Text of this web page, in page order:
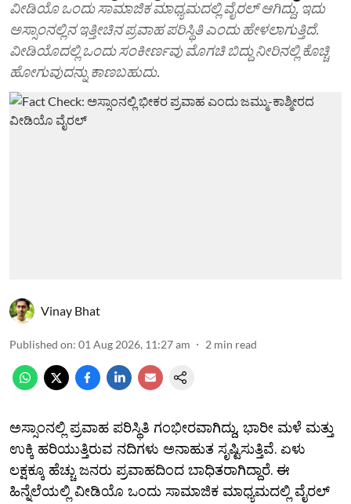
ವೀಡಿಯೊ ಒಂದು ಸಾಮಾಜಿಕ ಮಾಧ್ಯಮದಲ್ಲಿ ವೈರಲ್ ಆಗಿದ್ದು, ಇದು
ಅಸ್ಸಾಂನಲ್ಲಿನ ಇತ್ತೀಚಿನ ಪ್ರವಾಹ ಪರಿಸ್ಥಿತಿ ಎಂದು ಹೇಳಲಾಗುತ್ತಿದೆ.
ವೀಡಿಯೊದಲ್ಲಿ ಒಂದು ಸಂಕೀರ್ಣವು ಮೊಗಚಿ ಬಿದ್ದು ನೀರಿನಲ್ಲಿ ಕೊಚ್ಚಿ
ಹೋಗುವುದನ್ನು ಕಾಣಬಹುದು.
Vinay Bhat
Published on: 01 Aug 2026, 11:27 am 2 min read
ಅಸ್ಸಾಂನಲ್ಲಿ ಪ್ರವಾಹ ಪರಿಸ್ಥಿತಿ ಗಂಭೀರವಾಗಿದ್ದು, ಭಾರೀ ಮಳೆ ಮತ್ತು
ಉಕ್ಕಿ ಹರಿಯುತ್ತಿರುವ ನದಿಗಳು ಅನಾಹುತ ಸೃಷ್ಟಿಸುತ್ತಿವೆ. ಏಳು
ಲಕ್ಷಕ್ಕೂ ಹೆಚ್ಚು ಜನರು ಪ್ರವಾಹದಿಂದ ಬಾಧಿತರಾಗಿದ್ದಾರೆ. ಈ
ಹಿನ್ನೆಲೆಯಲ್ಲಿ ವೀಡಿಯೊ ಒಂದು ಸಾಮಾಜಿಕ ಮಾಧ್ಯಮದಲ್ಲಿ ವೈರಲ್